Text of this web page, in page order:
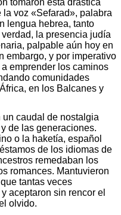
tomaron esta drástica
voz «Sefarad», palabra
lengua hebrea, tanto
la presencia judía
palpable aún hoy en
embargo, y por imperativo
emprender los caminos
comunidades
en los Balcanes y
un caudal de nostalgia
de las generaciones.
o la haketía, español
de los idiomas de
remedaban los
romances. Mantuvieron
tantas veces
aceptaron sin rencor el
olvido.